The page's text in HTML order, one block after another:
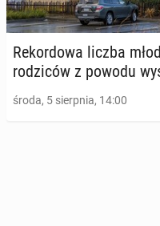
Re­kor­do­wa liczba
ro­dzi­ców z powodu
środa, 5 sierpnia, 14:00